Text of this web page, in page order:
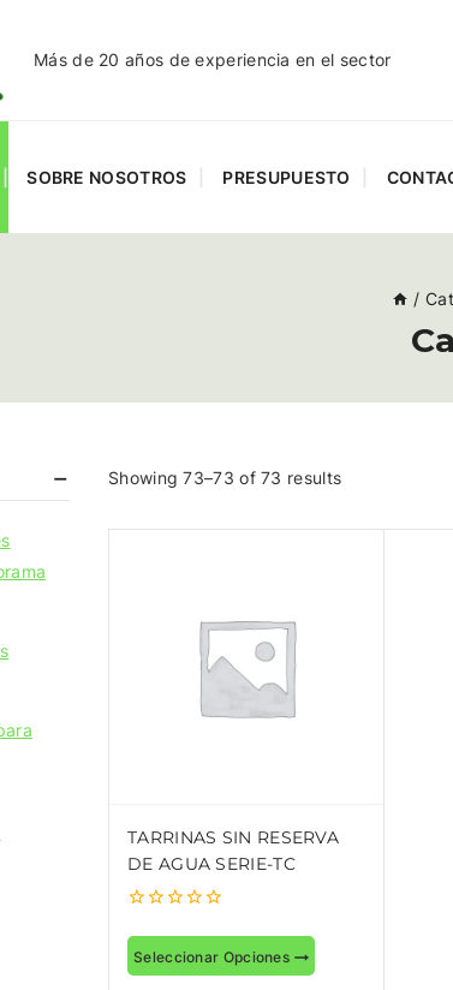
Más de 20 años de experiencia en el sector
SOBRE NOSOTROS PRESUPUESTO
/
Showing 73–73 of73 results
TARRINAS SIN RESERVA
DE AGUA SERIE-TC
out
of
5
Seleccionar Opciones